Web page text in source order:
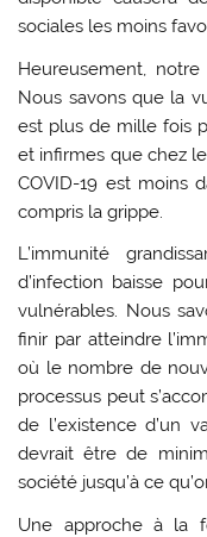
sociales les moins
Heureusement,
Nous savons que la
est plus de mille fois
et infirmes que chez
COVID-19 est moins
compris la grippe.
L’immunité
d’infection baisse
vulnérables. Nous
finir par atteindre
où le nombre de
processus peut
de l’existence d’un
devrait être de
société jusqu’à ce
Une approche à la